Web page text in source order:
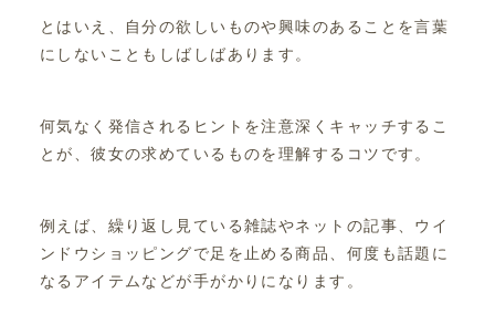
とはいえ、自分の欲しいものや興味のあることを言葉
にしないこともしばしばあります。
何気なく発信されるヒントを注意深くキャッチするこ
とが、彼女の求めているものを理解するコツです。
例えば、繰り返し見ている雑誌やネットの記事、ウイ
ンドウショッピングで足を止める商品、何度も話題に
なるアイテムなどが手がかりになります。